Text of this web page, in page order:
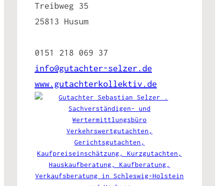
Treibweg 35
25813 Husum
0151 218 069 37
info@gutachter-selzer.de
www.gutachterkollektiv.de